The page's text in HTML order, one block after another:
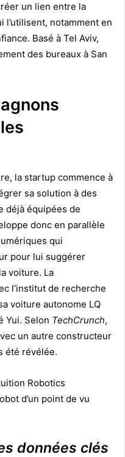
un lien entre la
l’utilisent, notamment en
Basé à Tel Aviv,
des bureaux à San
la startup commence à
sa solution à des
déjà équipées de
donc en parallèle
qui
pour lui suggérer
voiture. La
l’institut de recherche
voiture autonome LQ
Yui. Selon TechCrunch,
un autre constructeur
été révélée.
Robotics
d’un point de vu
données clés